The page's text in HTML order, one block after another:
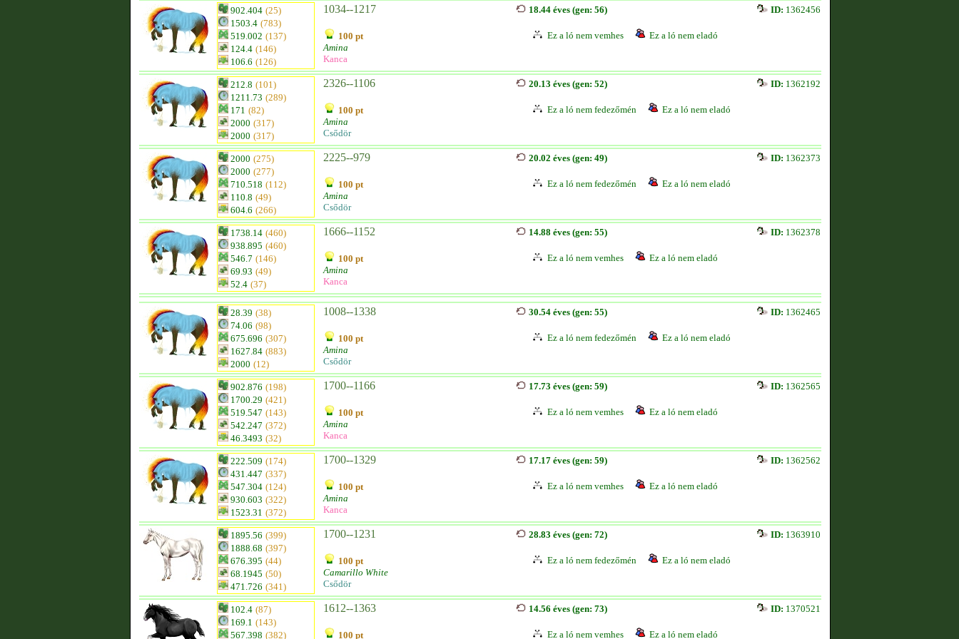
902.404 (25)
1503.4 (783)
519.002 (137)
124.4 (146)
106.6 (126)
1034--1217
100 pt
Amina
Kanca
18.44 éves (gen: 56) ID: 1362456
Ez a ló nem vemhes Ez a ló nem eladó
212.8 (101)
1211.73 (289)
171 (82)
2000 (317)
2000 (317)
2326--1106
100 pt
Amina
Csődör
20.13 éves (gen: 52) ID: 1362192
Ez a ló nem fedezőmén Ez a ló nem eladó
2000 (275)
2000 (277)
710.518 (112)
110.8 (49)
604.6 (266)
2225--979
100 pt
Amina
Csődör
20.02 éves (gen: 49) ID: 1362373
Ez a ló nem fedezőmén Ez a ló nem eladó
1738.14 (460)
938.895 (460)
546.7 (146)
69.93 (49)
52.4 (37)
1666--1152
100 pt
Amina
Kanca
14.88 éves (gen: 55) ID: 1362378
Ez a ló nem vemhes Ez a ló nem eladó
28.39 (38)
74.06 (98)
675.696 (307)
1627.84 (883)
2000 (12)
1008--1338
100 pt
Amina
Csődör
30.54 éves (gen: 55) ID: 1362465
Ez a ló nem fedezőmén Ez a ló nem eladó
902.876 (198)
1700.29 (421)
519.547 (143)
542.247 (372)
46.3493 (32)
1700--1166
100 pt
Amina
Kanca
17.73 éves (gen: 59) ID: 1362565
Ez a ló nem vemhes Ez a ló nem eladó
222.509 (174)
431.447 (337)
547.304 (124)
930.603 (322)
1523.31 (372)
1700--1329
100 pt
Amina
Kanca
17.17 éves (gen: 59) ID: 1362562
Ez a ló nem vemhes Ez a ló nem eladó
1895.56 (399)
1888.68 (397)
676.395 (44)
68.1945 (50)
471.726 (341)
1700--1231
100 pt
Camarillo White
Csődör
28.83 éves (gen: 72) ID: 1363910
Ez a ló nem fedezőmén Ez a ló nem eladó
102.4 (87)
169.1 (143)
567.398 (382)
1612--1363
100 pt
14.56 éves (gen: 73) ID: 1370521
Ez a ló nem vemhes Ez a ló nem eladó